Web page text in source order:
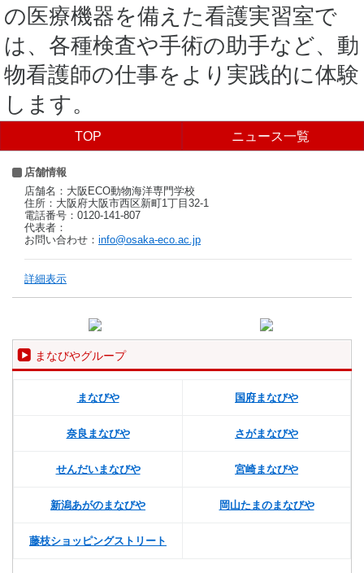
の医療機器を備えた看護実習室で
は、各種検査や手術の助手など、動
物看護師の仕事をより実践的に体験
します。
TOP ニュース一覧
店舗情報
店舗名：大阪ECO動物海洋専門学校
住所：大阪府大阪市西区新町1丁目32-1
電話番号：0120-141-807
代表者：
お問い合わせ： info@osaka-eco.ac.jp
詳細表示
まなびやグループ
まなびや 国府まなびや
奈良まなびや さがまなびや
せんだいまなびや 宮崎まなびや
新潟あがのまなびや 岡山たまのまなびや
藤枝ショッピングストリート